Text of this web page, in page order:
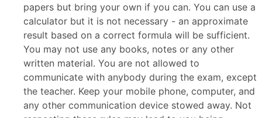
papers but bring your own if you can. You can use a
calculator but it is not necessary - an approximate
result based on a correct formula will be sufficient.
You may not use any books, notes or any other
written material. You are not allowed to
communicate with anybody during the exam, except
the teacher. Keep your mobile phone, computer, and
any other communication device stowed away. Not